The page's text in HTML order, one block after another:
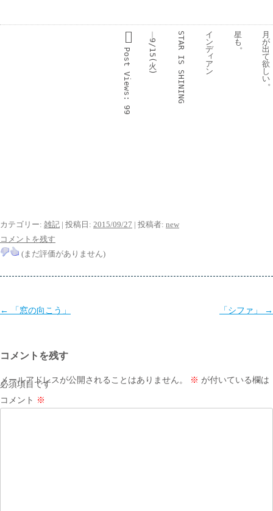
月
が
出
て
欲
し
い
星
も。
イ
ン
デ
ィ
ア
ン
STAR
IS
SHINING
︱
9/15(
火
)
Post
Views:
99
カテゴリー: 雑記 | 投稿日: 2015/09/27 | 投稿者: new
コメントを残す
(まだ評価がありません)
投
ビ
ゲ
ー
← 「窓の向こう」 「シファ」 →
コメントを残す
メールアドレスが公開されることはありません。 ※ が付いている欄は
必須項目です
コメント ※